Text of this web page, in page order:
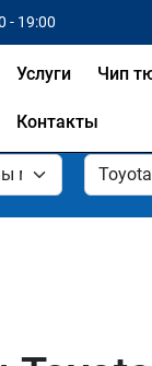
- 19:00
Услуги Чип
Контакты